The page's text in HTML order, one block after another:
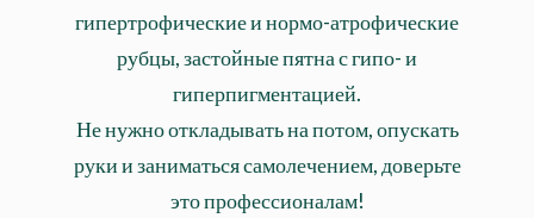
гипертрофические и нормо-атрофические
рубцы, застойные пятна с гипо- и
гиперпигментацией.
Не нужно откладывать на потом, опускать
руки и заниматься самолечением, доверьте
это профессионалам!